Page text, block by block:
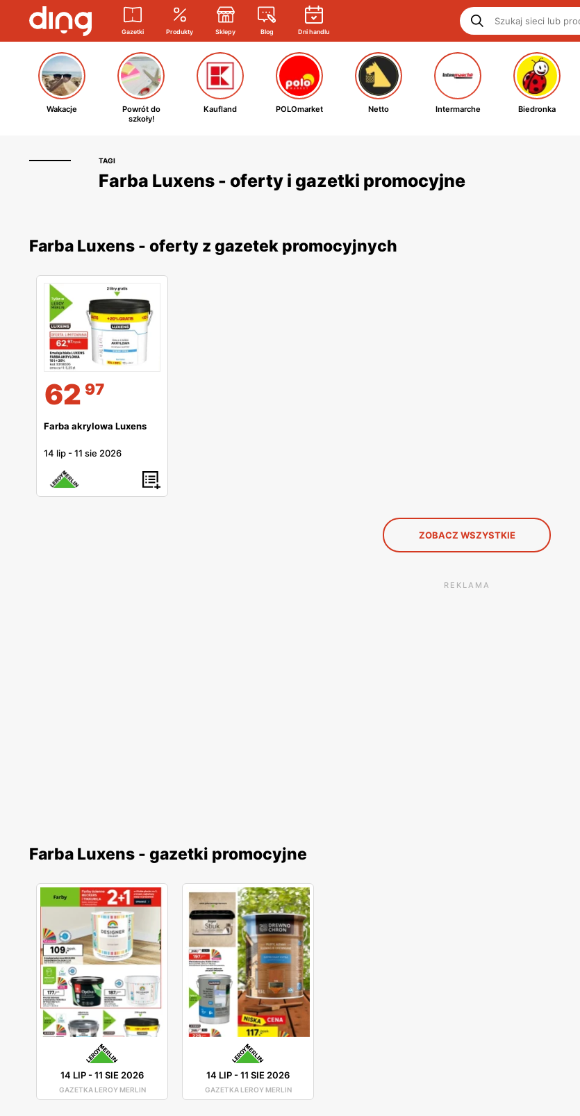
Gazetki Produkty Sklepy Blog Dni handlu
Wakacje
Powrót do
szkoły!
Kaufland POLOmarket Netto Intermarche Biedronka
TAGI
Farba Luxens - oferty i gazetki promocyjne
Farba Luxens - oferty z gazetek promocyjnych
62 97
Farba akrylowa Luxens
14 lip -11 sie 2026
ZOBACZ WSZYSTKIE
REKLAMA
Farba Luxens - gazetki promocyjne
14 LIP-11 SIE 2026
GAZETKA LEROY MERLIN
14 LIP-11 SIE 2026
GAZETKA LEROY MERLIN